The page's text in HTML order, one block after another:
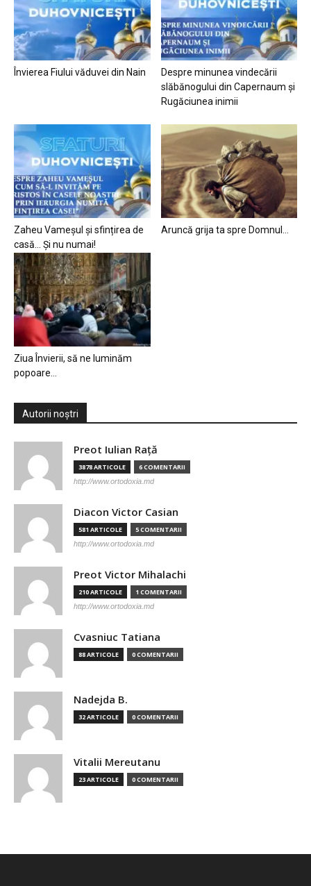
Învierea Fiului văduvei din Nain
Despre minunea vindecării
slăbănogului din Capernaum și
Rugăciunea inimii
Zaheu Vameșul și sfințirea de
casă… Și nu numai!
Aruncă grija ta spre Domnul…
Ziua Învierii, să ne luminăm
popoare…
Autorii noștri
Preot Iulian Raţă
3878 ARTICOLE 6 COMENTARII
http://www.ortodoxia.md
Diacon Victor Casian
581 ARTICOLE 5 COMENTARII
http://www.ortodoxia.md
Preot Victor Mihalachi
210 ARTICOLE 1 COMENTARII
http://www.ortodoxia.md
Cvasniuc Tatiana
88 ARTICOLE 0 COMENTARII
Nadejda B.
32 ARTICOLE 0 COMENTARII
Vitalii Mereutanu
23 ARTICOLE 0 COMENTARII